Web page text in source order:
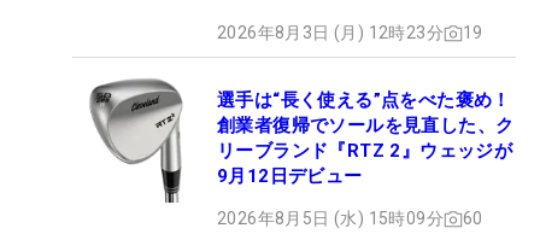
2026年8月3日 (月) 12時23分 19
選手は“長く使える”点をべた褒め！
創業者復帰でソールを見直した、ク
リーブランド『RTZ 2』ウェッジが
9月12日デビュー
2026年8月5日 (水) 15時09分 60